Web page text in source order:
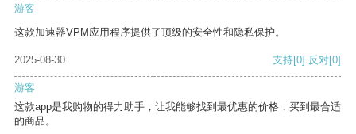
游客
这款加速器VPM应用程序提供了顶级的安全性和隐私保护。
2025-08-30 支持[0] 反对[0]
游客
这款app是我购物的得力助手，让我能够找到最优惠的价格，买到最合适
的商品。